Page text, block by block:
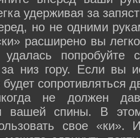
удерживая за
но не одними
расширено вы
попробуйте
низ гору. Если вы
сопротивляться
не должен
вашей спины. В
свое «ки».